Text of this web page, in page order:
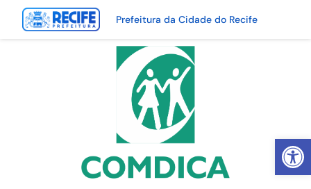
Abrir
Prefeitura da Cidade do Recife